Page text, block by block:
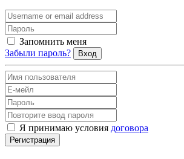
Запомнить меня
Забыли пароль?
Вход
Я принимаю условия договора
Регистрация